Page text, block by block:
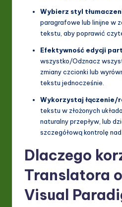
Wybierz styl
paragrafowe lub linijne w
tekstu, aby poprawić
Efektywność edycji
wszystko/Odznacz
zmiany czcionki lub
tekstu jednocześnie.
Wykorzystaj łączenie/
tekstu w złożonych
naturalny przepływ, lub
szczegółową kontrolę nad
Dlaczego
Translatora
Visual